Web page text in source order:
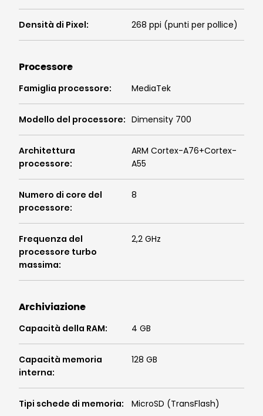
Densità di Pixel: 268 ppi (punti per pollice)
Processore
Famiglia processore: MediaTek
Modello del processore: Dimensity 700
Architettura
processore:
ARM Cortex-A76+Cortex-
A55
Numero di core del
processore:
8
Frequenza del
processore turbo
massima:
2,2 GHz
Archiviazione
Capacità della RAM: 4 GB
Capacità memoria
interna:
128 GB
Tipi schede di memoria: MicroSD (TransFlash)